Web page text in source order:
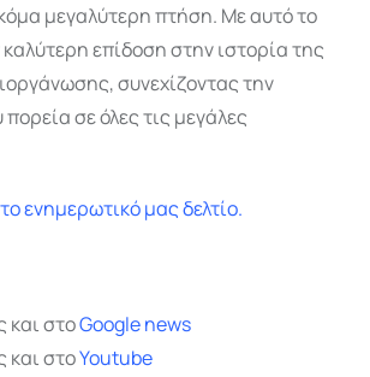
μεγαλύτερη πτήση. Με αυτό το
επίδοση στην ιστορία της
συνεχίζοντας την
σε όλες τις μεγάλες
ενημερωτικό μας δελτίο.
και στοGooglenews
και στοYoutube